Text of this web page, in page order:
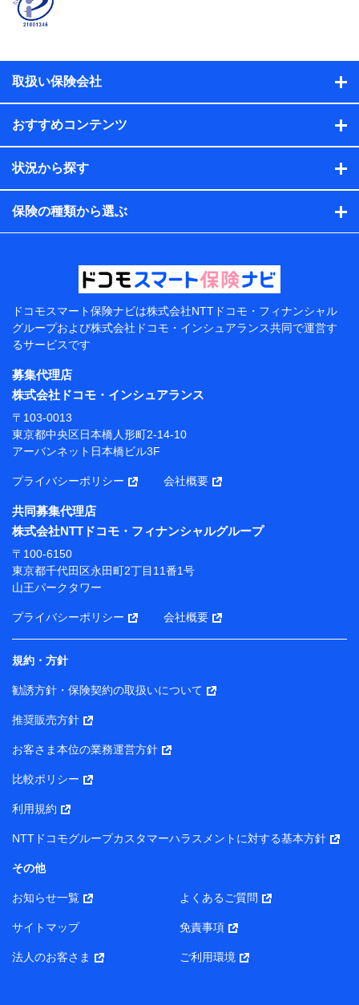
係、保険加入の目的、保険商品の内容、保険料、保険料
のお支払方法、車のメーカーや走行距離などの情報、建
ル内容や送信履歴の情報及び保険の更改案内等を提供し
保険契約情報
当社または株式会社NTTドコモ・フィナンシャルグルー
プが取得し、又は保有する保険契約に関する情報。例と
して、保険契約者及び被保険者の氏名、住所、生年月
日、性別、保険契約者と被保険者の関係、保険加入の目
的、保険商品の内容、保険料、保険料のお支払方法、車
のメーカーや走行距離などの情報、建物の構造や築年数
などの情報、ペットの種類や年齢などの情報などが含ま
提供当事者から受領当事者が個人データを取得する方法
電子的・電磁的方法等
【共同して利用する者の範囲】
当社
株式会社NTTドコモ・フィナンシャルグループ
【利用目的】
当社または株式会社NTTドコモ・フィナンシャルグルー
プが提供する保険関連サービスにおけるユーザー登録受
付および管理のため
当社または株式会社NTTドコモ・フィナンシャルグルー
携会社の保険その他に関する情報を提供するため、また
維持管理等の委託業務遂行のため、またそれらに付帯、
関連する当社または株式会社NTTドコモ・フィナンシャ
ルグループおよび提携会社のサービスを案内、提供する
ため
（各サービスで取得したサービス利用履歴、ウェブサイ
トの閲覧履歴、購買履歴、ご契約内容等のパーソナルデ
ータを分析して、お客さまの趣味・嗜好・傾向に応じた
サービス・商品等に関するご提案や広告の配信等を行う
ことがあります。）
各種セミナーの開催のため
コンサルティングサービスの実施のため
アンケートやキャンペーン等の実施のため
上記に係る案内・手続き・管理等付帯業務を行うため
所・代表者名】
り）
株式会社NTTドコモ・フィナンシャルグループ 代表取締役
社長 廣井 孝史
東京都中央区日本橋人形町2-14-10 アーバンネット日本橋
株式会社ドコモ・インシュアランス 代表取締役社長 吉
村 忠義
また当社は、オンライン面談による保険のご相談にあたっ
取扱い保険会社
おすすめコンテンツ
状況から探す
保険の種類から選ぶ
ドコモスマート保険ナビは株式会社NTTドコモ・フィナンシャル
グループおよび株式会社ドコモ・インシュアランス共同で運営す
るサービスです
募集代理店
株式会社ドコモ・インシュアランス
〒103-0013
東京都中央区日本橋人形町2-14-10
アーバンネット日本橋ビル3F
プライバシーポリシー 会社概要
共同募集代理店
株式会社NTTドコモ・フィナンシャルグループ
〒100-6150
東京都千代田区永田町2丁目11番1号
山王パークタワー
プライバシーポリシー 会社概要
規約・方針
勧誘方針・保険契約の取扱いについて
推奨販売方針
お客さま本位の業務運営方針
比較ポリシー
利用規約
NTTドコモグループカスタマーハラスメントに対する基本方針
その他
お知らせ一覧 よくあるご質問
サイトマップ 免責事項
法人のお客さま ご利用環境